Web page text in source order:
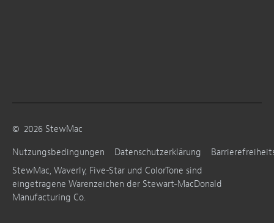
© 2026 StewMac
Nutzungsbedingungen
Datenschutzerklärung
StewMac, Waverly, Five-Star und ColorTone sind
eingetragene Warenzeichen der Stewart-MacDonald
Manufacturing Co.